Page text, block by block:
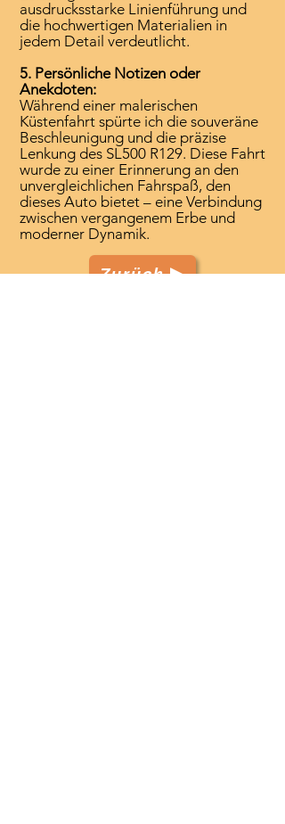
ausdrucksstarke Linienführung und
die hochwertigen Materialien in
jedem Detail verdeutlicht.
5. Persönliche Notizen oder
Anekdoten:
Während einer malerischen
Küstenfahrt spürte ich die souveräne
Beschleunigung und die präzise
Lenkung des SL500 R129. Diese Fahrt
wurde zu einer Erinnerung an den
unvergleichlichen Fahrspaß, den
dieses Auto bietet – eine Verbindung
zwischen vergangenem Erbe und
moderner Dynamik.
Zurück